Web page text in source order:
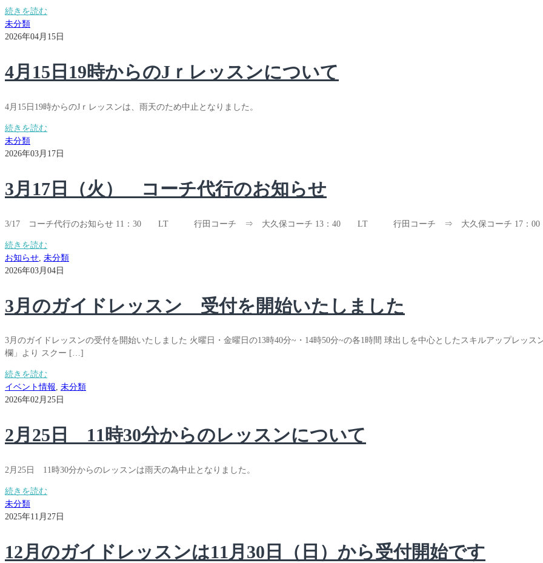
続きを読む
未分類
2026年04月15日
4月15日19時からのJｒレッスンについて
4月15日19時からのJｒレッスンは、雨天のため中止となりました。
続きを読む
未分類
2026年03月17日
3月17日（火） コーチ代行のお知らせ
3/17 コーチ代行のお知らせ 11：30 LT 行田コーチ ⇒ 大久保コーチ 13：40 LT 行田コーチ ⇒ 大久保コーチ 17：
続きを読む
お知らせ 未分類
2026年03月04日
3月のガイドレッスン 受付を開始いたしました
3月のガイドレッスンの受付を開始いたしました 火曜日・金曜日の13時40分~・14時50分~の各1時間 球出しを中心としたスキルアップ
欄」より スクー […]
続きを読む
イベント情報, 未分類
2026年02月25日
2月25日 11時30分からのレッスンについて
2月25日 11時30分からのレッスンは雨天の為中止となりました。
続きを読む
未分類
2025年11月27日
12月のガイドレッスンは11月30日（日）から受付開始です